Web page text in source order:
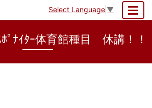
Select Language ▼
ﾟﾅｲﾀｰ体育館種目 休講！！